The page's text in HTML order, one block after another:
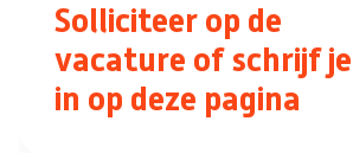
Solliciteer op de
vacature of schrijf je
in op deze pagina